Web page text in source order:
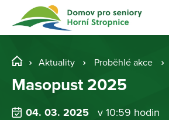
Aktuality Proběhlé akce
Masopust 2025
04. 03. 2025 v 10:59 hodin